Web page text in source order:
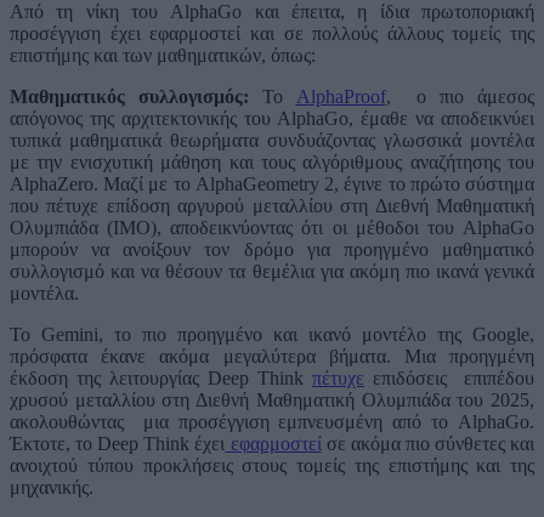
Από τη νίκη του AlphaGo και έπειτα, η ίδια πρωτοποριακή
προσέγγιση έχει εφαρμοστεί και σε πολλούς άλλους τομείς της
επιστήμης και των μαθηματικών, όπως:
Μαθηματικός συλλογισμός: Το AlphaProof,
ο πιο άμεσος
απόγονος της αρχιτεκτονικής του AlphaGo, έμαθε να αποδεικνύει
τυπικά μαθηματικά θεωρήματα συνδυάζοντας γλωσσικά μοντέλα
με την ενισχυτική μάθηση και τους αλγόριθμους αναζήτησης του
AlphaZero. Μαζί με το AlphaGeometry 2, έγινε το πρώτο σύστημα
που πέτυχε επίδοση αργυρού μεταλλίου στη Διεθνή Μαθηματική
Ολυμπιάδα (IMO), αποδεικνύοντας ότι οι μέθοδοι του AlphaGo
μπορούν να ανοίξουν τον δρόμο για προηγμένο μαθηματικό
συλλογισμό και να θέσουν τα θεμέλια για ακόμη πιο ικανά γενικά
μοντέλα.
Το Gemini, το πιο προηγμένο και ικανό μοντέλο της Google,
πρόσφατα έκανε ακόμα μεγαλύτερα βήματα. Μια προηγμένη
έκδοση της λειτουργίας Deep Think πέτυχε επιδόσεις επιπέδου
χρυσού μεταλλίου στη Διεθνή Μαθηματική Ολυμπιάδα του 2025,
ακολουθώντας μια προσέγγιση εμπνευσμένη από το AlphaGo.
Έκτοτε, το Deep Think έχει εφαρμοστείσε ακόμα πιο σύνθετες και
ανοιχτού τύπου προκλήσεις στους τομείς της επιστήμης και της
μηχανικής.